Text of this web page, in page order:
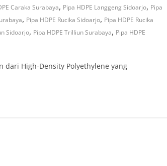
Caraka Surabaya, Pipa HDPE Langgeng Sidoarjo, Pipa
, Pipa HDPE Rucika Sidoarjo, Pipa HDPE Rucika
Sidoarjo, Pipa HDPE Trilliun Surabaya, Pipa HDPE
dari High-Density Polyethylene yang